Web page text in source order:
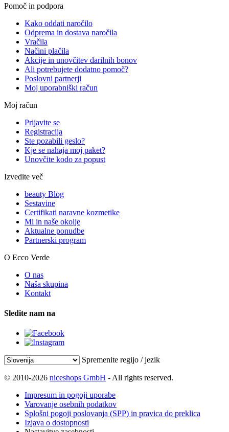
Pomoč in podpora
Kako oddati naročilo
Odprema in dostava naročila
Vračila
Načini plačila
Akcije in unovčitev darilnih bonov
Ali potrebujete dodatno pomoč?
Poslovni partnerji
Moj uporabniški račun
Moj račun
Prijavite se
Registracija
Ste pozabili geslo?
Kje se nahaja moj paket?
Unovčite kodo za popust
Izvedite več
beauty Blog
Sestavine
Certifikati naravne kozmetike
Mi in naše okolje
Aktualne ponudbe
Partnerski program
O Ecco Verde
O nas
Naša skupina
Kontakt
Sledite nam na
Spremenite regijo / jezik
© 2010-2026 niceshops GmbH - All rights reserved.
Impresum in pogoji uporabe
Varovanje osebnih podatkov
Splošni pogoji poslovanja (SPP) in pravica do preklica
Izjava o dostopnosti